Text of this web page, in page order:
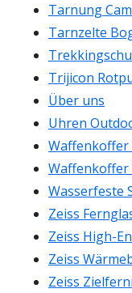
Tarnung
Tarnzelte
Trijicon
Über uns
Uhren
Waffenkoffer
Waffenkoffer
Wasserfeste
Zeiss
Zeiss High-
Zeiss
Zeiss